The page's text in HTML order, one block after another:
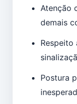
Atenção
demais
Respeito
Postura